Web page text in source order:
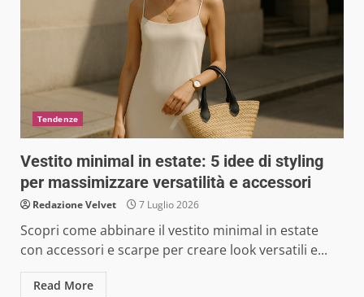
Tendenze
Vestito minimal in estate: 5 idee di styling
per massimizzare versatilità e accessori
Redazione Velvet 7 Luglio 2026
Scopri come abbinare il vestito minimal in estate
con accessori e scarpe per creare look versatili e...
Read More